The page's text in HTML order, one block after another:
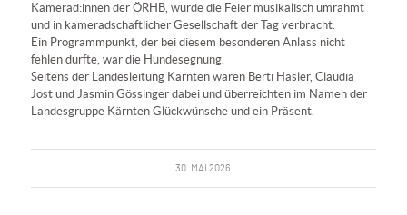
Kamerad:innen der ÖRHB, wurde die Feier musikalisch umrahmt
und in kameradschaftlicher Gesellschaft der Tag verbracht.
Ein Programmpunkt, der bei diesem besonderen Anlass nicht
fehlen durfte, war die Hundesegnung.
Seitens der Landesleitung Kärnten waren Berti Hasler, Claudia
Jost und Jasmin Gössinger dabei und überreichten im Namen der
Landesgruppe Kärnten Glückwünsche und ein Präsent.
30. MAI 2026